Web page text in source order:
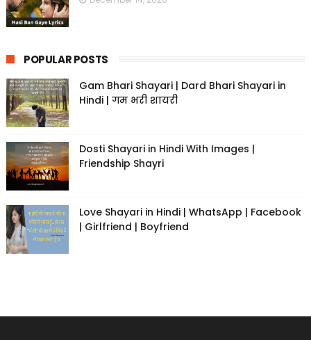
POPULAR POSTS
Gam Bhari Shayari | Dard Bhari Shayari in
Hindi | गम भरी शायरी
Dosti Shayari in Hindi With Images |
Friendship Shayri
Love Shayari in Hindi | WhatsApp | Facebook
| Girlfriend | Boyfriend